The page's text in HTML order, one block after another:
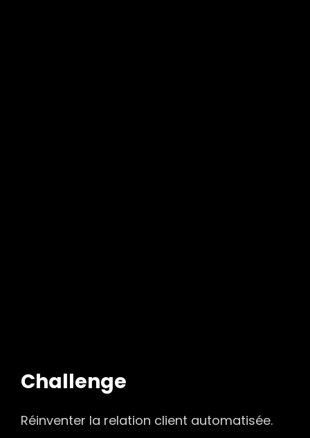
Challenge
Réinventer la relation client automatisée.